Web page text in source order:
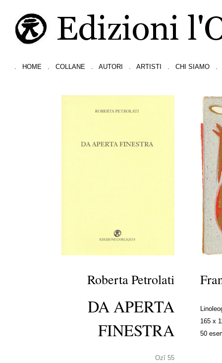
HOME COLLANE AUTORI ARTISTI CHI SIAMO
Roberta Petrolati
DA APERTA
FINESTRA
Ozî 55
165 x
50